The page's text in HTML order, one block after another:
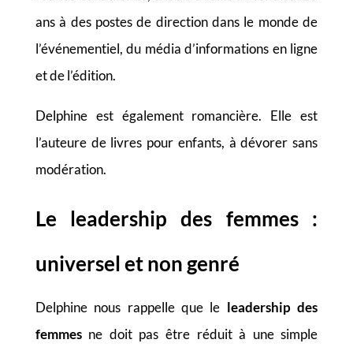
ans à des postes de direction dans le monde de
l’événementiel, du média d’informations en ligne
et de l’édition.
Delphine est également romancière. Elle est
l’auteure de livres pour enfants, à dévorer sans
modération.
Le leadership des femmes :
universel et non genré
Delphine nous rappelle que le leadership des
femmesne doit pas être réduit à une simple